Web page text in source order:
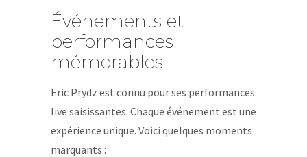
Événements et
performances
mémorables
Eric Prydz est connu pour ses performances
live saisissantes. Chaque événement est une
expérience unique. Voici quelques moments
marquants :